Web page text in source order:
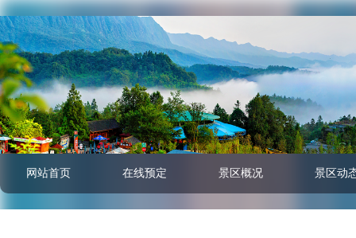
网站首页 在线预定 景区概况 景区动